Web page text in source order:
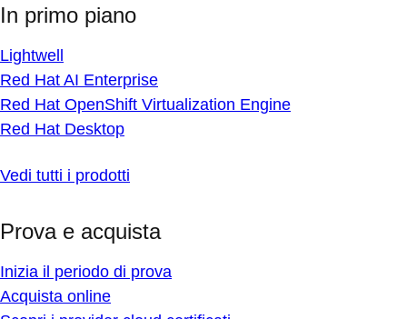
In primo piano
Lightwell
Red Hat AI Enterprise
Red Hat OpenShift Virtualization Engine
Red Hat Desktop
Vedi tutti i prodotti
Prova e acquista
Inizia il periodo di prova
Acquista online